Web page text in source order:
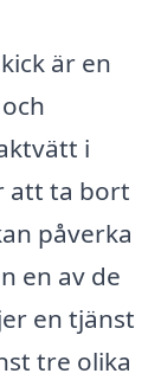
är en
i
att ta bort
påverka
en av de
en tjänst
tre olika